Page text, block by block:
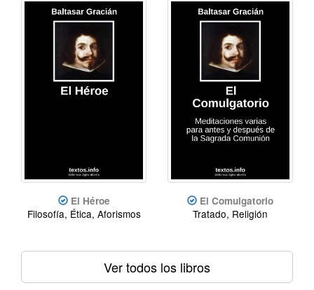
El Héroe
Filosofía, Ética, Aforismos
El Comulgatorio
Tratado, Religión
Ver todos los libros